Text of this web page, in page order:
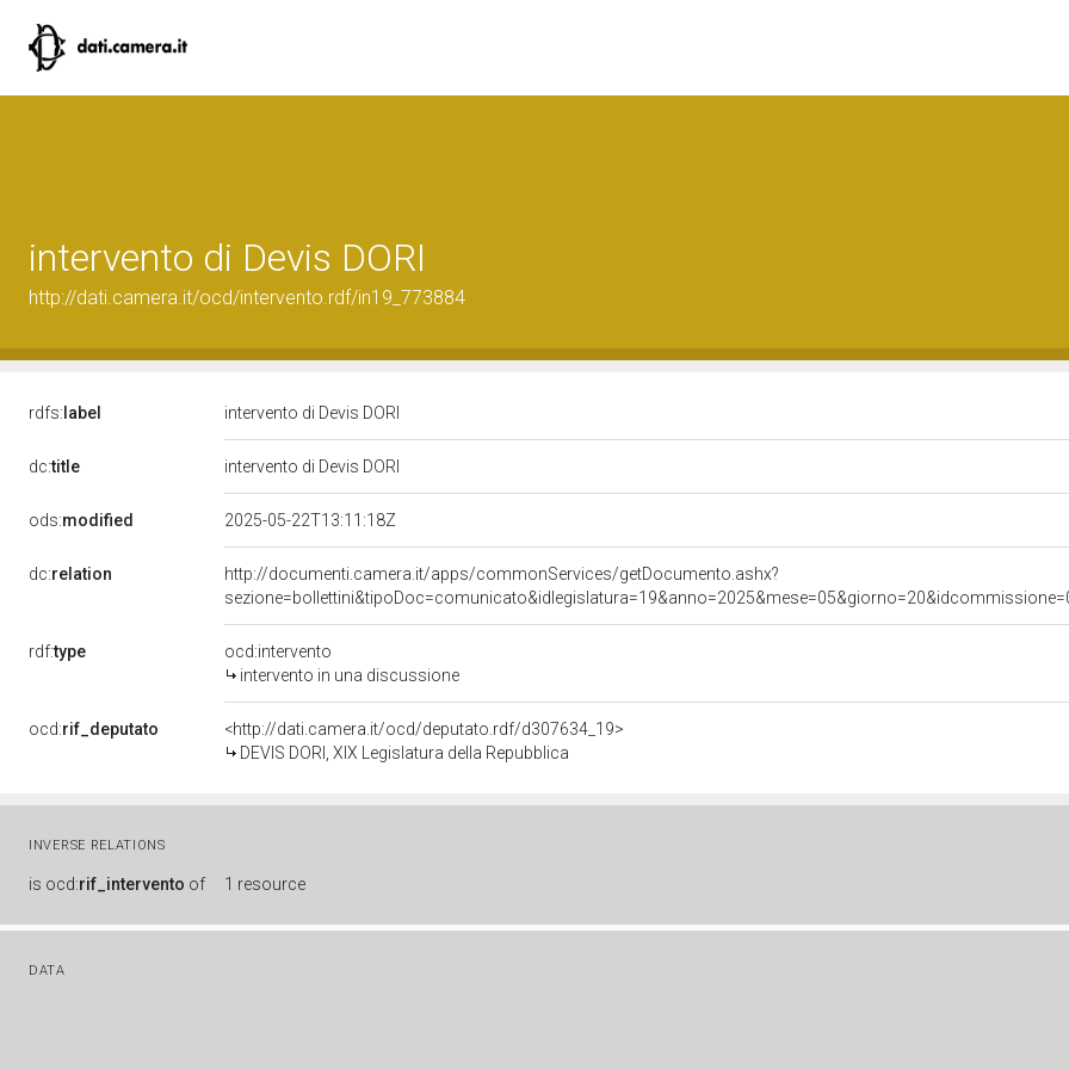
intervento di Devis DORI
http://dati.camera.it/ocd/intervento.rdf/in19_773884
rdfs: label intervento di Devis DORI
dc:title intervento di Devis DORI
ods:modified 2025-05-22T13:11:18Z
dc:relation
http://documenti.camera.it/apps/commonServices/getDocumento.ashx?
rdf:type
ocd:intervento
intervento in una discussione
ocd:rif_deputato
<http://dati.camera.it/ocd/deputato.rdf/d307634_19>
DEVIS DORI, XIX Legislatura della Repubblica
INVERSE RELATIONS
is ocd:rif_intervento of 1 resource
DATA